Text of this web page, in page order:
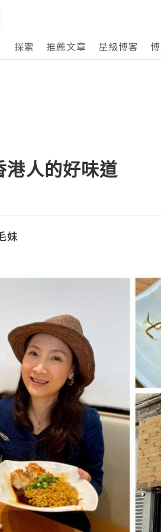
探索
推薦文章 星級博客
港人的好味道
妹